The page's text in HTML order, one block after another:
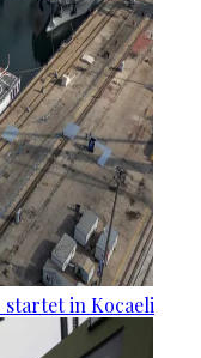
startet in Kocaeli